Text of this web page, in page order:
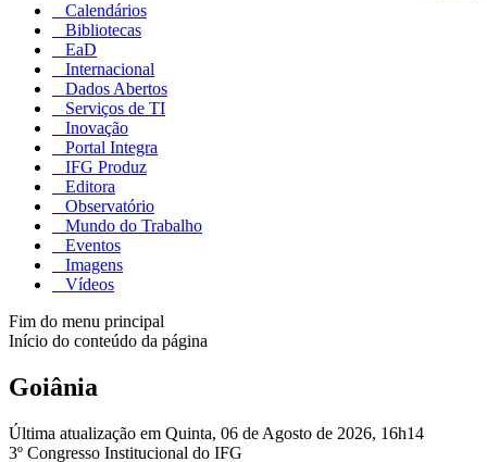
Calendários
Bibliotecas
EaD
Internacional
Dados Abertos
Serviços de TI
Inovação
Portal Integra
IFG Produz
Editora
Observatório
Mundo do Trabalho
Eventos
Imagens
Vídeos
Fim do menu principal
Início do conteúdo da página
Goiânia
Última atualização em Quinta, 06 de Agosto de 2026, 16h14
3º Congresso Institucional do IFG